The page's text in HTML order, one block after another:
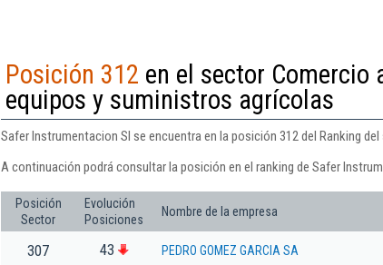
Posición 312 en el sector Comercio
equipos y suministros agrícolas
Safer Instrumentacion Sl se encuentra en la posición 312 del Ranking
A continuación podrá consultar la posición en el ranking de Safer
Posición
Sector
Evolución
Posiciones
Nombre de la empresa
307 43 PEDRO GOMEZ GARCIA SA